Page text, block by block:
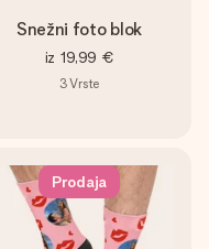
Snežni foto blok
iz 19,99 €
3Vrste
Prodaja